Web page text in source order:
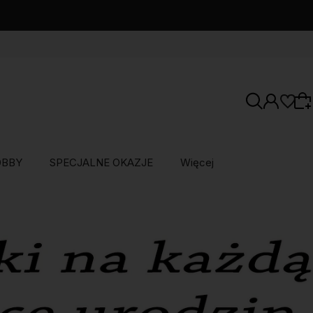
produkty do listy z poprzedniej sesji.
SPECJALNE OKAZJE Więcej